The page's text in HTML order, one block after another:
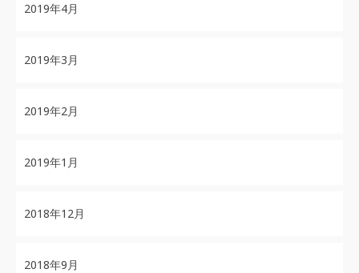
2019年4月
2019年3月
2019年2月
2019年1月
2018年12月
2018年9月